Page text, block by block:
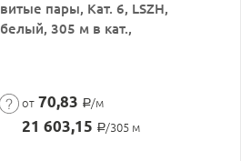
витые пары, Кат. 6, LSZH,
белый, 305 м в кат.,
от 70,83 Р/м
21 603,15 Р/305 м